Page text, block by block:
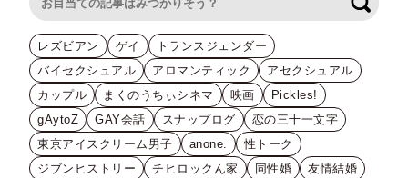
レズビアン ゲイ
トランスジェンダー
バイセクシュアル
アロマンティック
アセクシュアル
カップル
まくのうちぃシネマ 映画
Pickles!
gAytoZ
GAY会話 スナップログ
恋の三十一文字
東京アイスクリーム男子
anone.
性トーク
ジブンヒストリー
チヒロックん家 同性婚
友情結婚